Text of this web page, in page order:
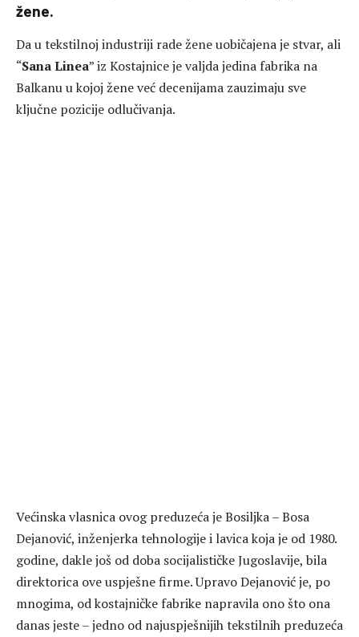
žene.
Da u tekstilnoj industriji rade žene uobičajena je stvar, ali
“Sana Linea” iz Kostajnice je valjda jedina fabrika na
Balkanu u kojoj žene već decenijama zauzimaju sve
ključne pozicije odlučivanja.
Većinska vlasnica ovog preduzeća je Bosiljka – Bosa
Dejanović, inženjerka tehnologije i lavica koja je od 1980.
godine, dakle još od doba socijalističke Jugoslavije, bila
direktorica ove uspješne firme. Upravo Dejanović je, po
mnogima, od kostajničke fabrike napravila ono što ona
danas jeste – jedno od najuspješnijih tekstilnih preduzeća